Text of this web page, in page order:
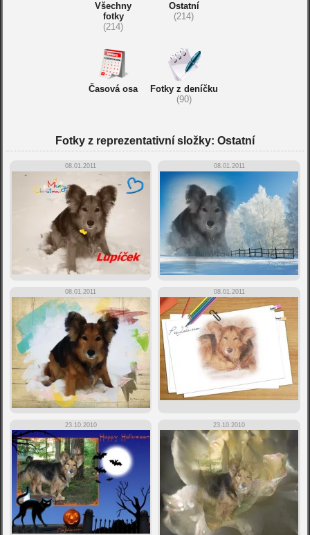
Všechny
fotky
(214)
Ostatní
(214)
Časová osa
Fotky z deníčku
(90)
Fotky z reprezentativní složky: Ostatní
08.01.2011 08.01.2011
08.01.2011 08.01.2011
23.10.2010 23.10.2010